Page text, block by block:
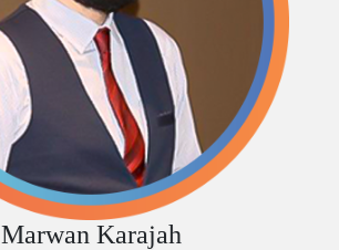
Marwan Karajah